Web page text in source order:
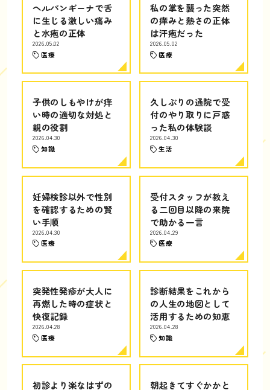
ヘルパンギーナで舌
に生じる激しい痛み
と水疱の正体
2026.05.02
医療
私の掌を襲った突然
の痒みと熱さの正体
は汗疱だった
2026.05.02
医療
子供のしもやけが痒
い時の適切な対処と
親の役割
2026.04.30
知識
久しぶりの通院で受
付のやり取りに戸惑
った私の体験談
2026.04.30
生活
妊婦検診以外で性別
を確認するための賢
い手順
2026.04.30
医療
受付スタッフが教え
る二回目以降の来院
で助かる一言
2026.04.29
医療
突発性発疹が大人に
再燃した時の症状と
快復記録
2026.04.28
医療
診断結果をこれから
の人生の地図として
活用するための知恵
2026.04.28
知識
初診より楽なはずの
朝起きてすぐかかと